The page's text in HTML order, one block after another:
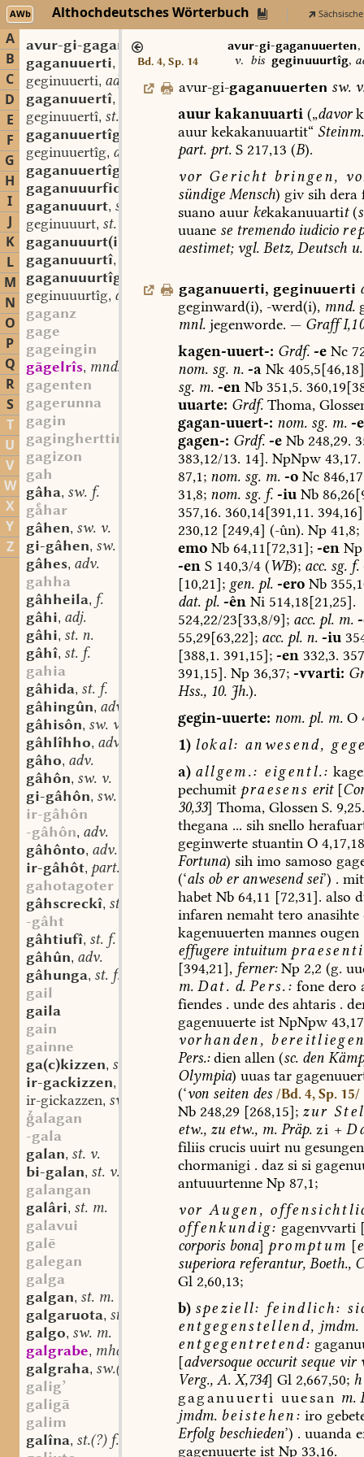
AWb Althochdeutsches Wörterbuch
A
B
C
D
E
F
G
H
I
J
K
L
M
N
O
P
Q
R
S
T
U
V
W
X
Y
Z
avur-gi-gaganuuerten
gaganuuerti,
adj.
geginuuerti, adj.
gaganuuertî,
st. f.
geginuuertî, st. f.
gaganuuertîg
geginuuertîg, adj.
gaganuuertîgo
gaganuuurfida
gaganuuurt, st. f.
geginuuurt, st. f.
gaganuuurt(i)
gaganuuurtî,
gaganuuurtîg
geginuuurtîg, adj.
gaganz
gage
gageingin
gāgelrîs, mnd. st. n.
gagenten
gagerunna
gagin
gagingherttimo
gagizon
gah
gâha, sw. f.
ghar
gâhen, sw. v.
gi-gâhen, sw. v.
gâhes, adv.
gahha
gâhheila, f.
gâhi, adj.
gâhi, st. n.
gâhî, st. f.
gahia
gâhida, st. f.
gâhingûn, adv.
gâhisôn, sw. v.
gâhlîhho, adv.
gâho, adv.
gâhôn, sw. v.
gi-gâhôn, sw. v.
ir-gâhôn
-gâhôn, adv.
gâhônto, adv.
ir-gâhôt, part.-adj.
gahotagoter
gâhscreckî, st. f.
-gâht
gâhtiufî, st. f.
gâhûn, adv.
gâhunga, st. f.
gail
gaila
gain
gainne
ga(c)kizzen, sw. v.
ir-gackizzen,
ir-gickazzen, sw. v.
alagan
-gala
galan, st. v.
bi-galan, st. v.
galangan
galâri, st. m.
galavui
galē
galegan
galga
galgan, st. m.
galgaruota, st. f.
galgo, sw. m.
galgrabe, mhd. sw. m.
galgraha, sw.(?) f.
galig’
galigā
galim
galîna, st.(?) f.
Bd. 4, Sp. 14
avur-gi-gaganuuerten,
v. bis geginuuurtîg,
avur-gi-gaganuuerten sw.
auurkakanuuarti(„davor
auur kekakanuuartit“
part.prt. S217,13 (B).
vor Gericht bringen,
sündige Mensch) givsihdera
suano auur kekakanuuartit(
uuane setremendoiudicio
aestimet;vgl.Betz,Deutschu.
gaganuuerti, geginuuerti
geginward(i), -werd(i), mnd.
mnl.jegenworde. — GraffI,1
kagen-uuert-: Grdf. -eNc
nom.sg. n. -aNk405,5[46,18]
sg.m. -enNb 351,5.
uuarte: Grdf.Thoma,
gagan-uuert-: nom.sg.m. -
gagen-: Grdf. -eNb248,29.
383,12/13. 14]. NpNpw43,17.
87,1; nom.sg.m. -oNc
31,8; nom. sg.f. -iuNb
357,16. 360,14[391,11.
230,12 [249,4] (-ûn). Np41,8;
emoNb64,11[72,31]; -enNp
-enS140,3/4(WB); acc.sg.f.
[10,21]; gen.pl. -eroNb
dat.pl. -ênNi514,18[21,25].
524,22/23[33,8/9]; acc.pl. m.
55,29[63,22]; acc.pl.n. -iu
[388,1. 391,15]; -en332,3.
391,15]. Np36,37; -vvarti:
Hss.,10.Jh.).
gegin-uuerte: nom.pl.m.O
1) lokal: anwesend,
a) allgem.: eigentl.:
pechumit praesens erit[
30,33] Thoma,Glossen S. 9,25.
thegana... sihsnello
geginwertestuantinO
Fortuna) sihimo samoso
(‘alsober anwesendsei’) . mit
habetNb64,11 [72,31]. also
infarennemahttero anasihte
kagenuuertenmannesougen
effugereintuitum
[394,21], ferner:Np2,2 (g.
m. Dat. d. Pers.: fone dero
fiendes. undedes ahtaris.
gagenuuerteistNpNpw
vorhanden,
Pers.:dienallen(sc.den
Olympia) uuastar
(‘vonseitendes /Bd. 4, Sp. 15/
Nb248,29 [268,15]; zur
etw.,zuetw.,m.Präp. zi +
filiiscrucisuuirtnugesungen
chormanigi. dazsisi
antuuurtenneNp87,1;
vor Augen,
offenkundig: gagenvvarti
corporisbona] promptum [
superiorareferantur,Boeth.,
Gl2,60,13;
b) speziell: feindlich:
entgegenstellend, jmdm.
entgegentretend:
[adversoqueoccuritsequevir
Verg.,A. X,734] Gl2,667,50;
gaganuuerti uuesan m.
jmdm. beistehen: iro
Erfolgbeschieden’) . uuanda
gagenuuerteistNp33,16.